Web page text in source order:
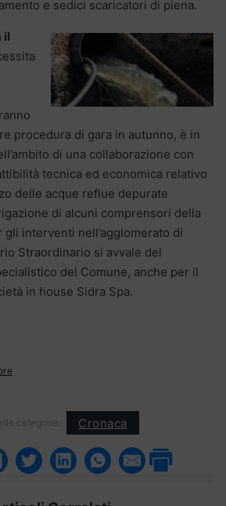
e sedici scaricatori di piena.
il
procedura di gara in autunno, è in
di una collaborazione con
tecnica ed economica relativo
delle acque reflue depurate
di alcuni comprensori della
gli interventi nell’agglomerato di
Straordinario si avvale del
del Comune, anche per il
in house Sidra Spa.
categorie: Cronaca